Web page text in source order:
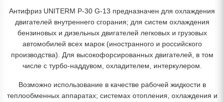
Антифриз UNITERM P-30 G-13 предназначен для охлаждения
двигателей внутреннего сгорания; для систем охлаждения
бензиновых и дизельных двигателей легковых и грузовых
автомобилей всех марок (иностранного и российского
производства). Для высокофорсированных двигателей, в том
числе с турбо-наддувом, охладителем, интеркулером.
Возможно использование в качестве рабочей жидкости в
теплообменных аппаратах; системах отопления, охлаждения и